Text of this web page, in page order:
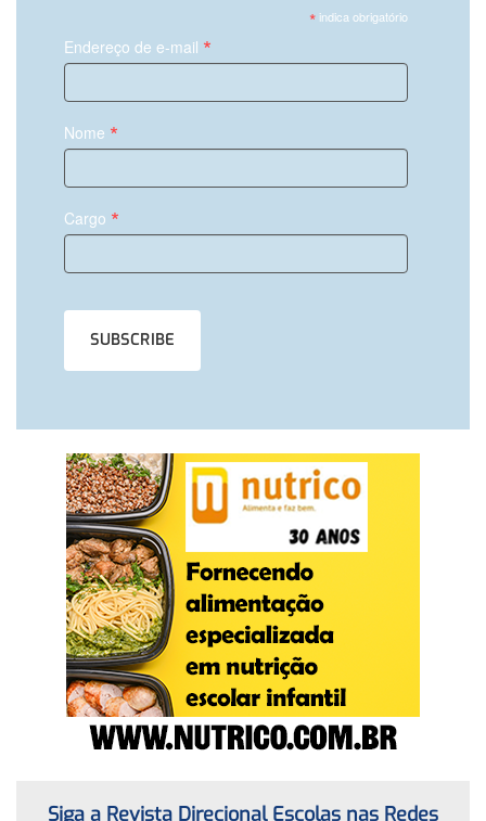
*indica obrigatório
Endereço de e-mail *
Nome *
Cargo *
Siga a Revista Direcional Escolas nas Redes